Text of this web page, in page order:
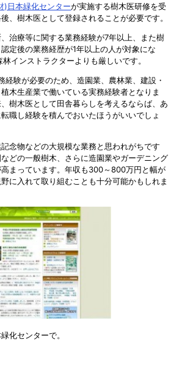
)日本緑化センターが実施する樹木医研修を受
、樹木医として登録されることが必要です。
治療等に関する業務経験が7年以上、また樹
定後の業務経歴が1年以上の人が対象にな
インストラクターよりも厳しいです。
経験が必要のため、造園業、農林業、建設・
木生産業で働いている実務経験者となりま
樹木医として田舎暮らしを考えるならば、あ
職し経験を積んでおいたほうがいいでしょ
念物などの大規模な業務と思われがちです
どの一般樹木、さらに造園業やガーデニング
まっています。年収も300～800万円と幅が
に入れて取り組むことも十分可能かもしれま
化センターで。